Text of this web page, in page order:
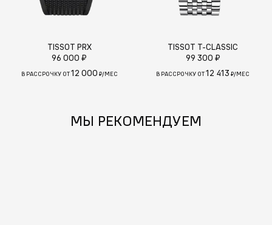
TISSOT PRX
96 000 ₽
В РАССРОЧКУ ОТ12 000 ₽/МЕС
TISSOT T-CLASSIC
99 300 ₽
В РАССРОЧКУ ОТ12 413 ₽/МЕС
МЫ РЕКОМЕНДУЕМ